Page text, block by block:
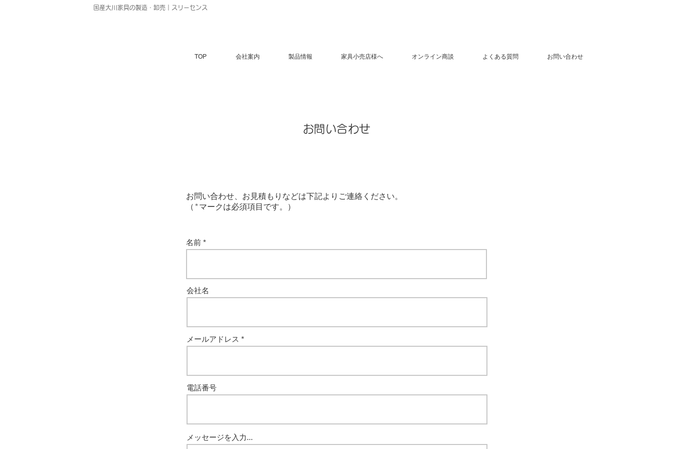
国産大川家具の製造・卸売｜スリーセンス
TOP 会社案内 製品情報 家具小売店様へ オンライン商談 よくある質問 お問い合わせ
​お問い合わせ
​お問い合わせ、お見積もりなどは下記よりご連絡ください。
（​*マークは必須項目です。）
名前
会社名
メールアドレス
電話番号
メッセージを入力...